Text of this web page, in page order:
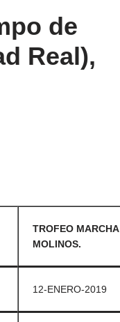
de
Real),
TROFEO
MOLINOS.
12-ENERO-2019